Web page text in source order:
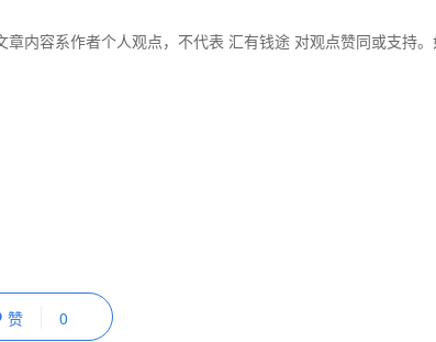
内容系作者个人观点，不代表 汇有钱途 对观点赞同或支持
赞 0